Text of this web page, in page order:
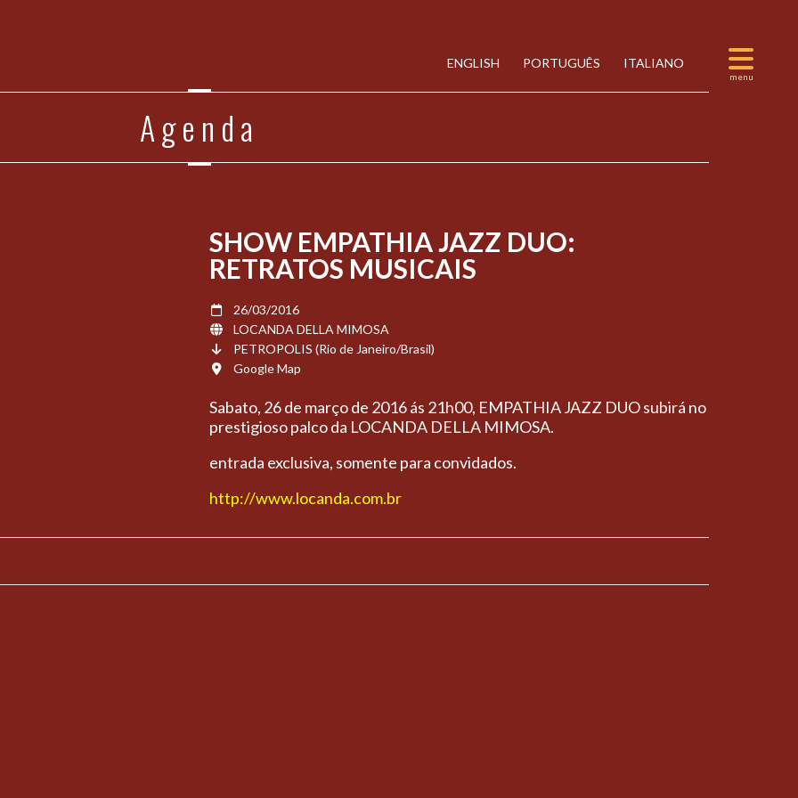
ENGLISH PORTUGUÊS ITALIANO
Agenda
SHOW EMPATHIA JAZZ DUO:
RETRATOS MUSICAIS
26/03/2016
LOCANDA DELLA MIMOSA
PETROPOLIS (Rio de Janeiro/Brasil)
Google Map
Sabato, 26 de março de 2016 ás 21h00, EMPATHIA JAZZ DUO subirá no
prestigioso palco da LOCANDA DELLA MIMOSA.
entrada exclusiva, somente para convidados.
http://www.locanda.com.br